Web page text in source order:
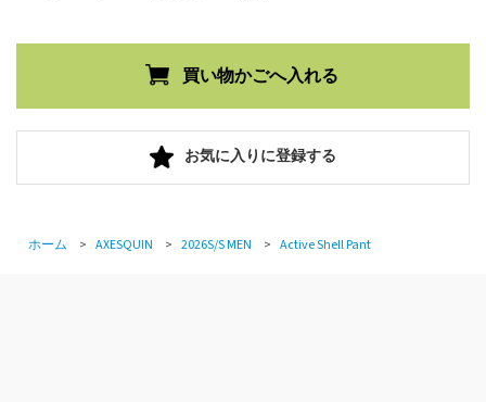
お気に入りに登録する
ホーム > AXESQUIN > 2026S/S MEN > Active Shell Pant